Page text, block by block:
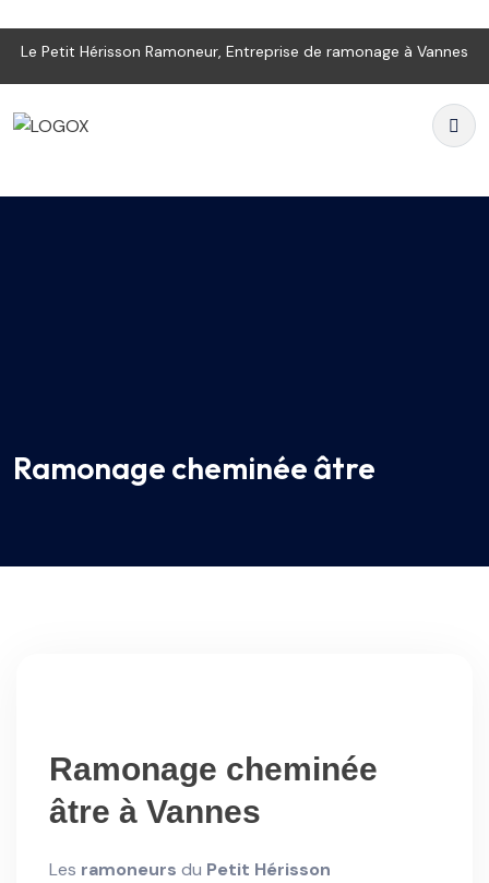
Le Petit Hérisson Ramoneur, Entreprise de ramonage à Vannes
Ramonage cheminée âtre
Ramonage cheminée
âtre à Vannes
Les ramoneurs du Petit Hérisson